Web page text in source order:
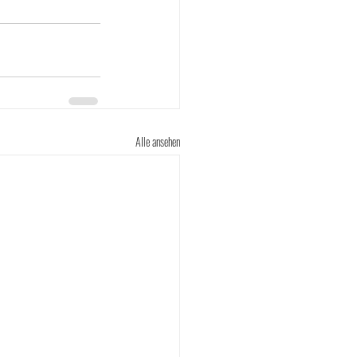
Alle ansehen